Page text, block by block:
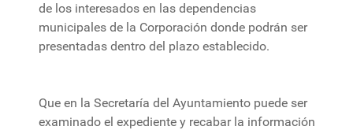
de los interesados en las dependencias
municipales de la Corporación donde podrán ser
presentadas dentro del plazo establecido.
Que en la Secretaría del Ayuntamiento puede ser
examinado el expediente y recabar la información